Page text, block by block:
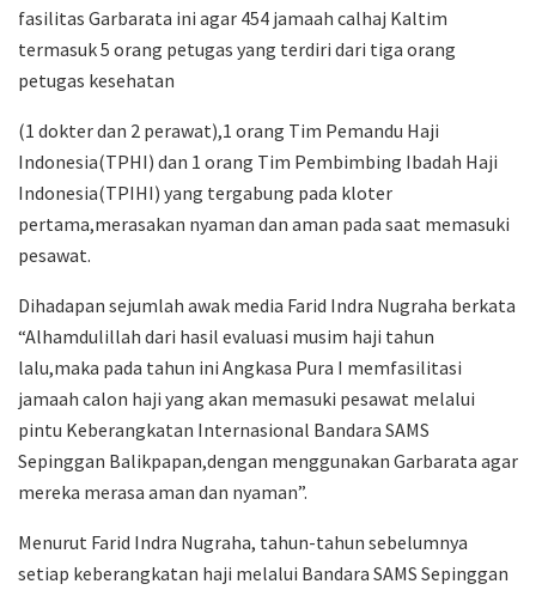
fasilitas Garbarata ini agar 454 jamaah calhaj Kaltim
termasuk 5 orang petugas yang terdiri dari tiga orang
petugas kesehatan
(1 dokter dan 2 perawat),1 orang Tim Pemandu Haji
Indonesia(TPHI) dan 1 orang Tim Pembimbing Ibadah Haji
Indonesia(TPIHI) yang tergabung pada kloter
pertama,merasakan nyaman dan aman pada saat memasuki
pesawat.
Dihadapan sejumlah awak media Farid Indra Nugraha berkata
“Alhamdulillah dari hasil evaluasi musim haji tahun
lalu,maka pada tahun ini Angkasa Pura I memfasilitasi
jamaah calon haji yang akan memasuki pesawat melalui
pintu Keberangkatan Internasional Bandara SAMS
Sepinggan Balikpapan,dengan menggunakan Garbarata agar
mereka merasa aman dan nyaman”.
Menurut Farid Indra Nugraha, tahun-tahun sebelumnya
setiap keberangkatan haji melalui Bandara SAMS Sepinggan